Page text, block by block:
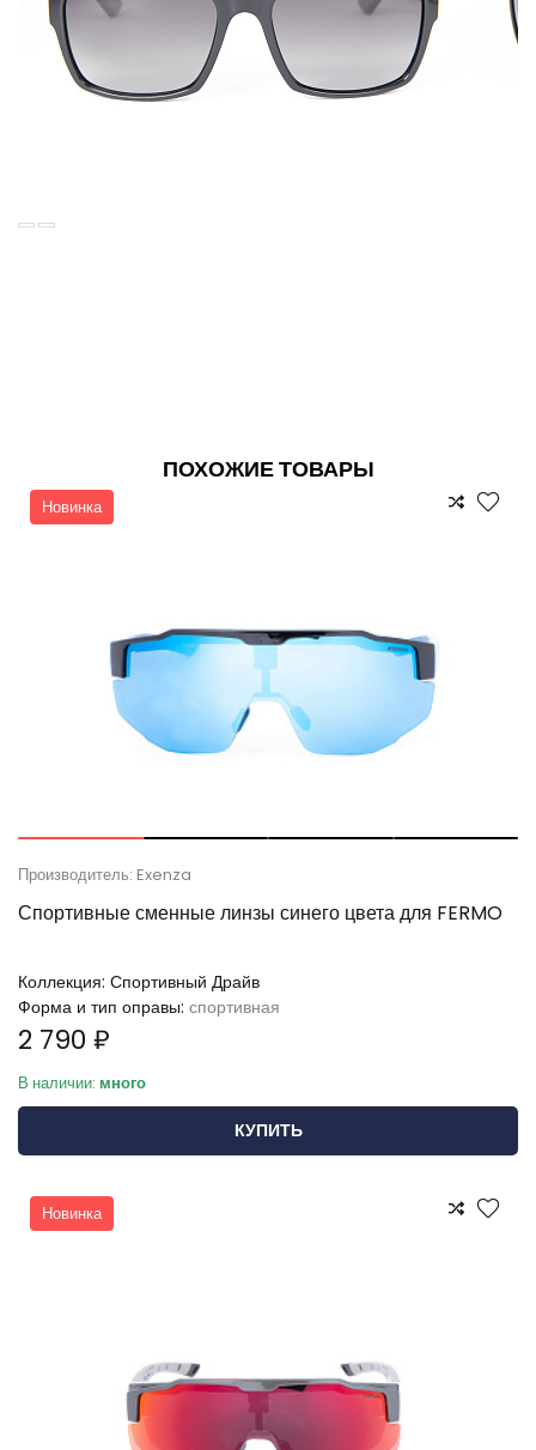
ПОХОЖИЕ ТОВАРЫ
Новинка
Производитель: Exenza
Спортивные сменные линзы синего цвета для FERMO
Коллекция: Спортивный Драйв
Форма и тип оправы: спортивная
2 790 ₽
В наличии: много
КУПИТЬ
Новинка